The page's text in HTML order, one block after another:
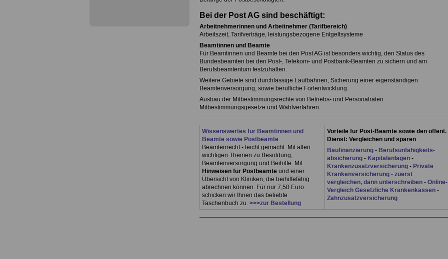
Bei der Post AG sind beschäftigt:
Arbeitnehmerinnen und Arbeitnehmer (Tarifbereich)
Arbeitszeit, Tarifverträge, leistungsbezogene Entgeltsysteme
Beamtinnen und Beamte
Für Beamtinnen und Beamte bei den Post AG ist besonders wichtig, den Status des
Bundesbeamten bei den Post-, Telekom- und Postbank-Beamten zu sichern und am
Berufsbeamtentum festzuhalten.
Weitere Gebiete sind durchlässige Laufbahnen, Sicherung einer eigenständigen
Beamtenversorgung, sowie berufliche Fortentwicklung.
Ausbau der Mitbestimmungsrechte von Betriebs- und Personalräten
Mitbestimmungsgesetze und Wahlverfahren
Wissenswertes für Beamtinnen und
Beamte sowie Postbeamte
Beamtenrecht - leicht gemacht. Mit allen
wichtigen Themen zu Besoldung,
Beamtenversorgung und Beihilfe. Mit
Hinweisen für Postbeamteund einer
Übersicht von Kliniken, die beihilfefähig
abrechnen können. Für nur 7,50 Euro
schicken wir Ihnen das beliebte
Taschenbuch zu. >>>zur Bestellung
Vorteile für Post-Beamte sowie den öffent.
Dienst: Vergleichen und sparen
Baufinanzierung- Berufsunfähigkeits-
absicherung- Kapitalanlagen-
Krankenzusatzversicherung- Private
Krankenversicherung - zuerst
vergleichen, dann unterschreiben- Online-
Vergleich Gesetzliche Krankenkassen-
Zahnzusatzversicherung